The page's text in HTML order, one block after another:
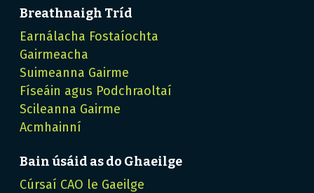
Breathnaigh Tríd
Earnálacha Fostaíochta
Gairmeacha
Suimeanna Gairme
Físeáin agus Podchraoltaí
Scileanna Gairme
Acmhainní
Bain úsáid as do Ghaeilge
Cúrsaí CAO le Gaeilge